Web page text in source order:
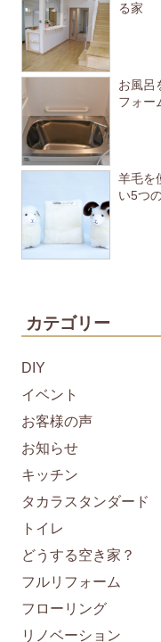
る家
お風呂
フォー
羊毛を
い5つ
カテゴリー
DIY
イベント
お客様の声
お知らせ
キッチン
タカラスタンダード
トイレ
どうする空き家？
フルリフォーム
フローリング
リノベーション